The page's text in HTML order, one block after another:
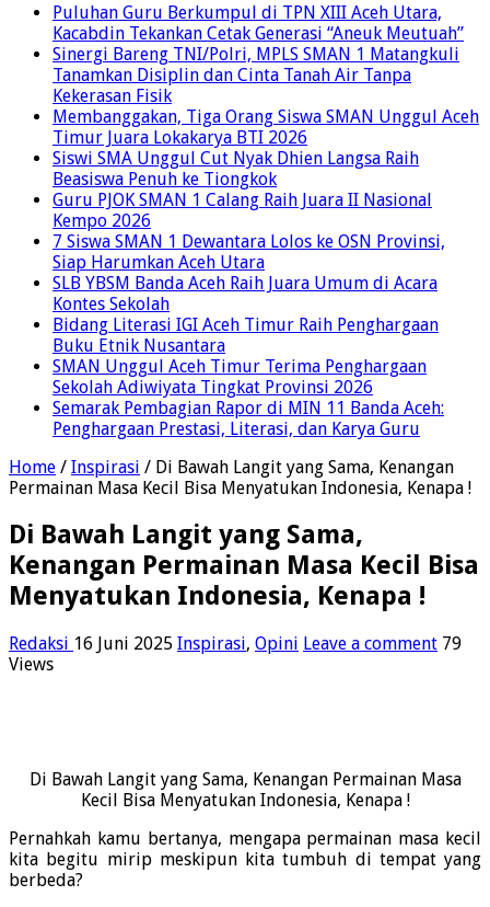
Puluhan Guru Berkumpul di TPN XIII Aceh Utara,
Kacabdin Tekankan Cetak Generasi “Aneuk Meutuah”
Sinergi Bareng TNI/Polri, MPLS SMAN 1 Matangkuli
Tanamkan Disiplin dan Cinta Tanah Air Tanpa
Kekerasan Fisik
Membanggakan, Tiga Orang Siswa SMAN Unggul Aceh
Timur Juara Lokakarya BTI 2026
Siswi SMA Unggul Cut Nyak Dhien Langsa Raih
Beasiswa Penuh ke Tiongkok
Guru PJOK SMAN 1 Calang Raih Juara II Nasional
Kempo 2026
7 Siswa SMAN 1 Dewantara Lolos ke OSN Provinsi,
Siap Harumkan Aceh Utara
SLB YBSM Banda Aceh Raih Juara Umum di Acara
Kontes Sekolah
Bidang Literasi IGI Aceh Timur Raih Penghargaan
Buku Etnik Nusantara
SMAN Unggul Aceh Timur Terima Penghargaan
Sekolah Adiwiyata Tingkat Provinsi 2026
Semarak Pembagian Rapor di MIN 11 Banda Aceh:
Penghargaan Prestasi, Literasi, dan Karya Guru
Home / Inspirasi / Di Bawah Langit yang Sama, Kenangan
Permainan Masa Kecil Bisa Menyatukan Indonesia, Kenapa !
Di Bawah Langit yang Sama,
Kenangan Permainan Masa Kecil Bisa
Menyatukan Indonesia, Kenapa !
Redaksi 16 Juni 2025 Inspirasi, Opini Leave a comment 79
Views
Di Bawah Langit yang Sama, Kenangan Permainan Masa
Kecil Bisa Menyatukan Indonesia, Kenapa !
Pernahkah kamu bertanya, mengapa permainan masa kecil
kita begitu mirip meskipun kita tumbuh di tempat yang
berbeda?